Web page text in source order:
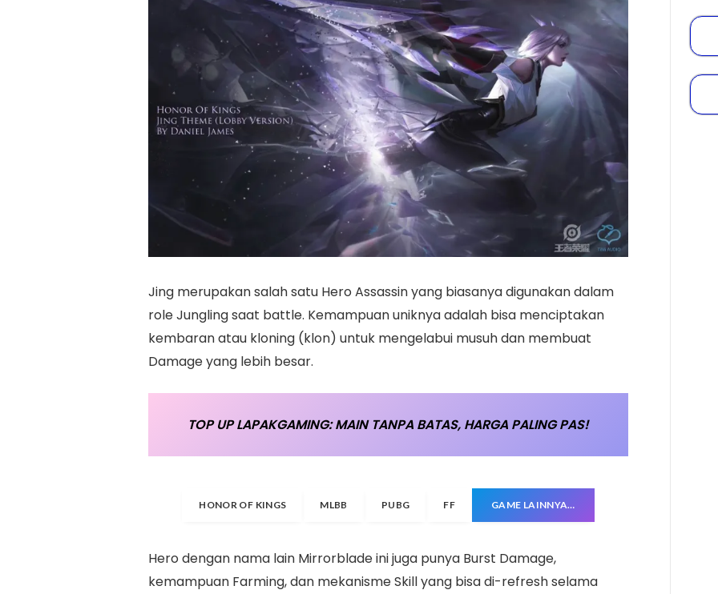
Jing merupakan salah satu Hero Assassin yang biasanya digunakan dalam
role Jungling saat battle. Kemampuan uniknya adalah bisa menciptakan
kembaran atau kloning (klon) untuk mengelabui musuh dan membuat
Damage yang lebih besar.
TOP UP LAPAKGAMING: MAIN TANPA BATAS, HARGA PALING PAS!
HONOR OF KINGS MLBB PUBG FF GAME LAINNYA…
Hero dengan nama lain Mirrorblade ini juga punya Burst Damage,
kemampuan Farming, dan mekanisme Skill yang bisa di-refresh selama